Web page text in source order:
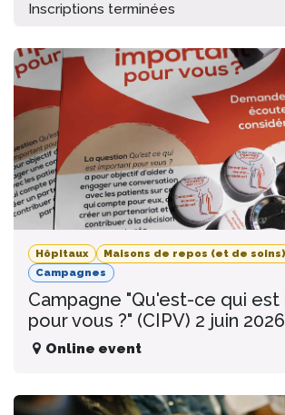
Inscriptions terminées
Hôpitaux
Maisons de repos (et de soins)
Campagnes
Campagne "Qu'est-ce qui
pour vous ?" (CIPV) 2 juin 2026
Online event